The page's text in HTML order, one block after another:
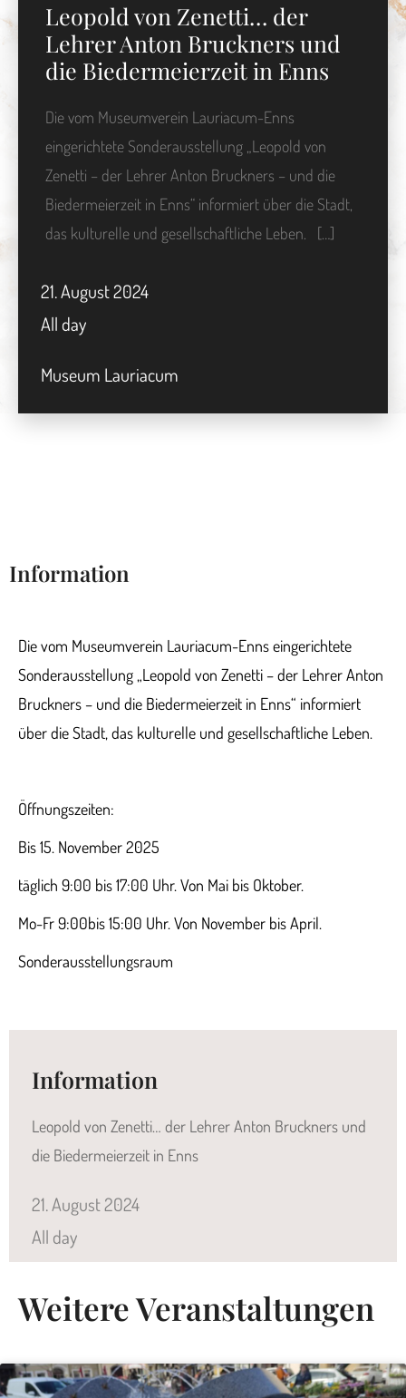
Leopold von Zenetti… der
Lehrer Anton Bruckners und
die Biedermeierzeit in Enns
Die vom Museumverein Lauriacum-Enns
eingerichtete Sonderausstellung „Leopold von
Zenetti – der Lehrer Anton Bruckners – und die
Biedermeierzeit in Enns“ informiert über die Stadt,
das kulturelle und gesellschaftliche Leben. […]
21.August2024
All day
Museum Lauriacum
Information
Die vom Museumverein Lauriacum-Enns eingerichtete
Sonderausstellung „Leopold von Zenetti – der Lehrer Anton
Bruckners – und die Biedermeierzeit in Enns“ informiert
über die Stadt, das kulturelle und gesellschaftliche Leben.
Öffnungszeiten:
Bis 15. November 2025
täglich 9:00 bis 17:00 Uhr. Von Mai bis Oktober.
Mo-Fr 9:00bis 15:00 Uhr. Von November bis April.
Sonderausstellungsraum
Information
Leopold von Zenetti… der Lehrer Anton Bruckners und
die Biedermeierzeit in Enns
21.August2024
All day
Weitere Veranstaltungen